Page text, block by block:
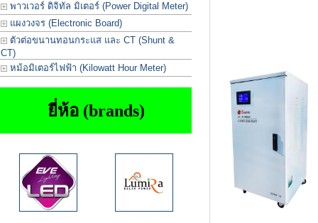
พาวเวอร์ ดิจิทัล มิเตอร์ (Power Digital Meter)
แผงวงจร (Electronic Board)
ตัวต่อขนานทอนกระแส และ CT (Shunt &
CT)
หม้อมิเตอร์ไฟฟ้า (Kilowatt Hour Meter)
ยี่ห้อ (brands)